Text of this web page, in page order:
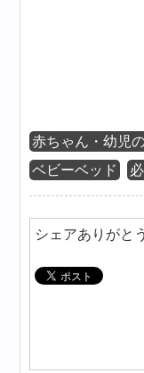
赤ちゃん・幼児
ベビーベッド
シェアありがと